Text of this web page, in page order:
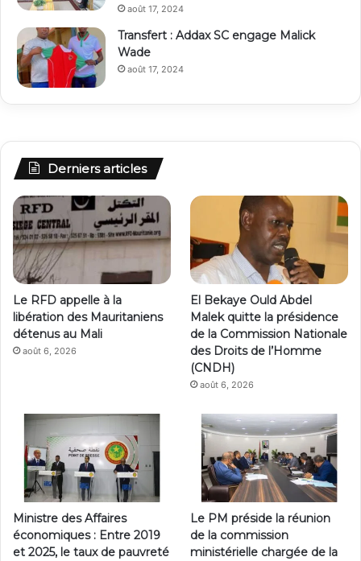
août 17, 2024
Transfert : Addax SC engage Malick
Wade
août 17, 2024
Derniers articles
Le RFD appelle à la
libération des Mauritaniens
détenus au Mali
août 6, 2026
El Bekaye Ould Abdel
Malek quitte la présidence
de la Commission Nationale
des Droits de l’Homme
(CNDH)
août 6, 2026
Ministre des Affaires
économiques : Entre 2019
et 2025, le taux de pauvreté
Le PM préside la réunion
de la commission
ministérielle chargée de la